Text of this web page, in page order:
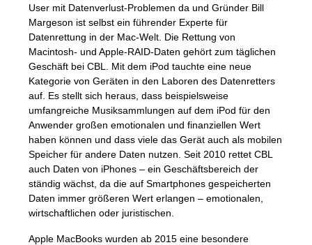
User mit Datenverlust-Problemen da und Gründer Bill
Margeson ist selbst ein führender Experte für
Datenrettung in der Mac-Welt. Die Rettung von
Macintosh- und Apple-RAID-Daten gehört zum täglichen
Geschäft bei CBL
. Mit dem iPod tauchte eine neue
Kategorie von Geräten in den Laboren des Datenretters
auf. Es stellt sich heraus, dass beispielsweise
umfangreiche Musiksammlungen auf dem iPod für den
Anwender großen emotionalen und finanziellen Wert
haben können und dass viele das Gerät auch als mobilen
Speicher für andere Daten nutzen. Seit 2010 rettet CBL
auch Daten von iPhones – ein Geschäftsbereich der
ständig wächst, da die auf Smartphones gespeicherten
Daten immer größeren Wert erlangen – emotionalen,
wirtschaftlichen oder juristischen.
Apple MacBooks wurden ab 2015 eine besondere